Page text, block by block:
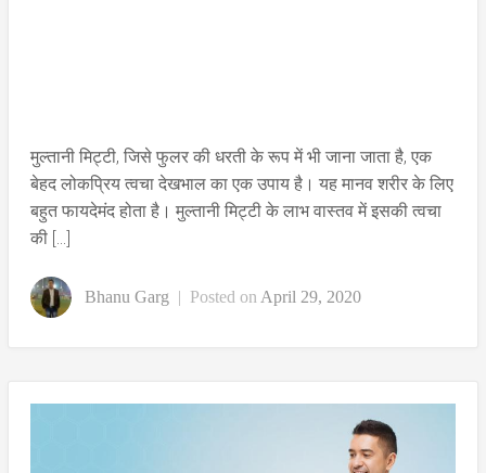
मुल्तानी मिट्टी, जिसे फुलर की धरती के रूप में भी जाना जाता है, एक
बेहद लोकप्रिय त्वचा देखभाल का एक उपाय है। यह मानव शरीर के लिए
बहुत फायदेमंद होता है। मुल्तानी मिट्टी के लाभ वास्तव में इसकी त्वचा
की […]
Bhanu Garg | Posted on April 29, 2020